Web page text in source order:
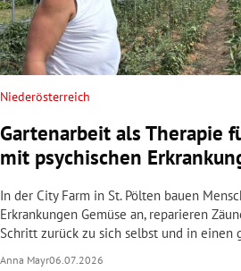
Niederösterreich
Gartenarbeit als Therapie
mit psychischen
In der City Farm in St. Pölten bauen
Erkrankungen Gemüse an, reparieren
Schritt zurück zu sich selbst und in einen
Anna Mayr06.07.2026